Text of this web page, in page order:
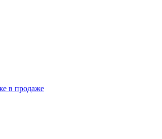
в продаже